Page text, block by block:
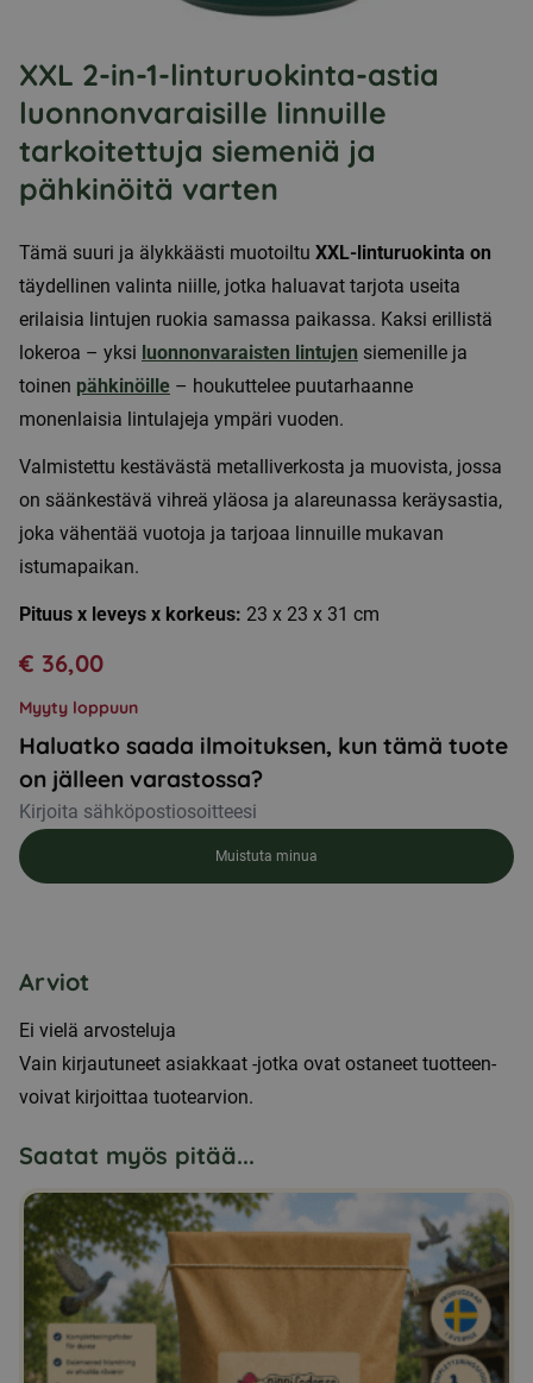
XXL 2-in-1-linturuokinta-astia
luonnonvaraisille linnuille
tarkoitettuja siemeniä ja
pähkinöitä varten
Tämä suuri ja älykkäästi muotoiltu XXL-linturuokinta on
täydellinen valinta niille, jotka haluavat tarjota useita
erilaisia lintujen ruokia samassa paikassa. Kaksi erillistä
lokeroa – yksi luonnonvaraisten lintujen siemenille ja
toinen pähkinöille – houkuttelee puutarhaanne
monenlaisia lintulajeja ympäri vuoden.
Valmistettu kestävästä metalliverkosta ja muovista, jossa
on säänkestävä vihreä yläosa ja alareunassa keräysastia,
joka vähentää vuotoja ja tarjoaa linnuille mukavan
istumapaikan.
Pituus x leveys x korkeus: 23 x 23 x 31 cm
€ 36,00
Myyty loppuun
Haluatko saada ilmoituksen, kun tämä tuote
on jälleen varastossa?
Muistuta minua
Arviot
Ei vielä arvosteluja
Vain kirjautuneet asiakkaat -jotka ovat ostaneet tuotteen-
voivat kirjoittaa tuotearvion.
Saatat myös pitää...